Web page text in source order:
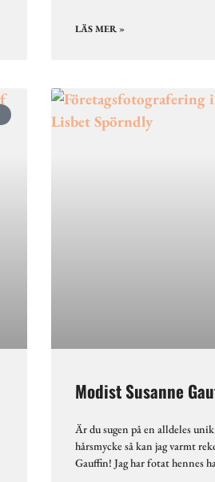
LÄS MER »
Modist Susanne
Är du sugen på en alldeles
hårsmycke så kan jag varmt
Gauffin! Jag har fotat hennes